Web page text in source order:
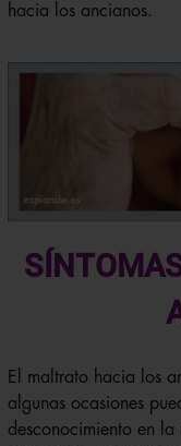
hacia los ancianos.
El maltrato hacia los
algunas ocasiones
desconocimiento en